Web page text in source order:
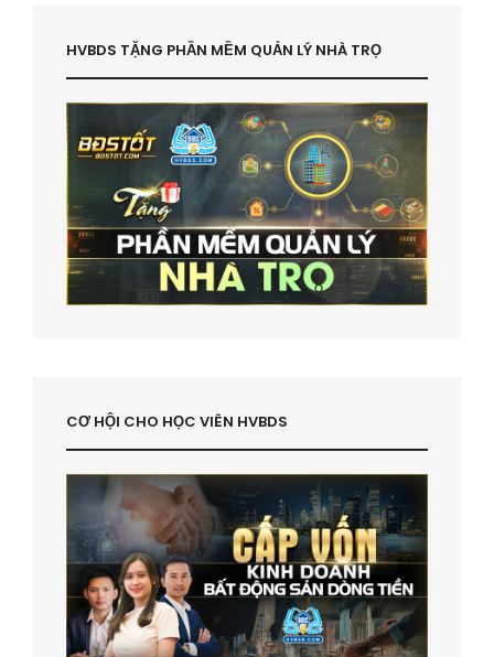
HVBDS TẶNG PHẦN MỀM QUẢN LÝ NHÀ TRỌ
CƠ HỘI CHO HỌC VIÊN HVBDS